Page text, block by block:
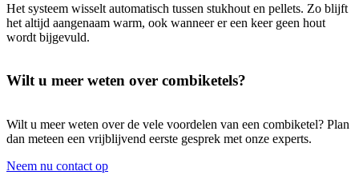
Het systeem wisselt automatisch tussen stukhout en pellets. Zo blijft
het altijd aangenaam warm, ook wanneer er een keer geen hout
wordt bijgevuld.
Wilt u meer weten over combiketels?
Wilt u meer weten over de vele voordelen van een combiketel? Plan
dan meteen een vrijblijvend eerste gesprek met onze experts.
Neem nu contact op